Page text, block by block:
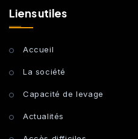
Liens utiles
Accueil
La société
Capacité de levage
Actualités